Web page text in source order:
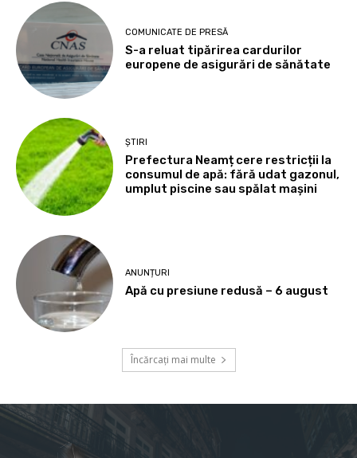
COMUNICATE DE PRESĂ
S-a reluat tipărirea cardurilor
europene de asigurări de sănătate
ȘTIRI
Prefectura Neamț cere restricții la
consumul de apă: fără udat gazonul,
umplut piscine sau spălat mașini
ANUNȚURI
Apă cu presiune redusă – 6 august
Încărcați mai multe